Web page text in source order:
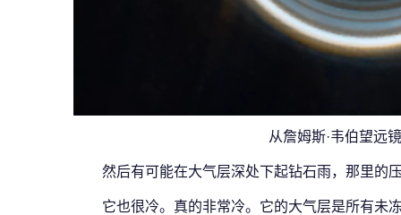
从詹姆斯·韦伯望远
然后有可能在大气层深处下起钻石雨，那里的
它也很冷。真的非常冷。它的大气层是所有未